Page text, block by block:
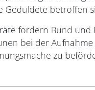
Geduldete betroffen
fordern Bund
bei der
zu